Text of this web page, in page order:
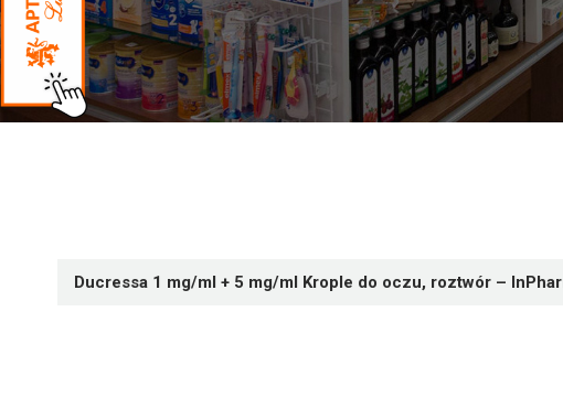
Ducressa 1 mg/ml + 5 mg/ml Krople do oczu, roztwór –